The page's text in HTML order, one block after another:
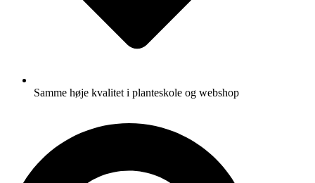
Samme høje kvalitet i planteskole og webshop